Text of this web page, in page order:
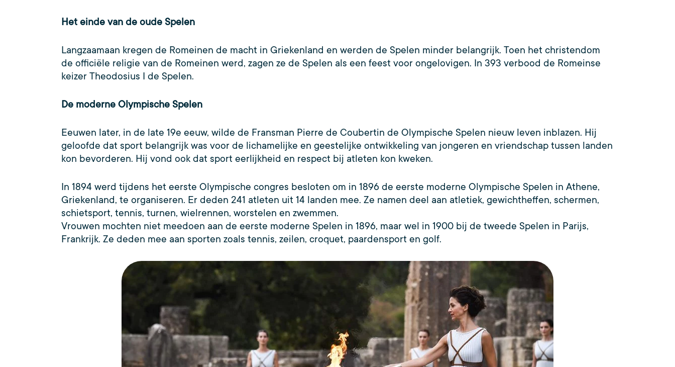
Het einde van de oude Spelen
Langzaamaan kregen de Romeinen de macht in Griekenland en werden de Spelen minder belangrijk. Toen het christendom
de officiële religie van de Romeinen werd, zagen ze de Spelen als een feest voor ongelovigen. In 393 verbood de Romeinse
keizer Theodosius I de Spelen.
De moderne Olympische Spelen
Eeuwen later, in de late 19e eeuw, wilde de Fransman Pierre de Coubertin de Olympische Spelen nieuw leven inblazen. Hij
geloofde dat sport belangrijk was voor de lichamelijke en geestelijke ontwikkeling van jongeren en vriendschap tussen landen
kon bevorderen. Hij vond ook dat sport eerlijkheid en respect bij atleten kon kweken.
In 1894 werd tijdens het eerste Olympische congres besloten om in 1896 de eerste moderne Olympische Spelen in Athene,
Griekenland, te organiseren. Er deden 241 atleten uit 14 landen mee. Ze namen deel aan atletiek, gewichtheffen, schermen,
schietsport, tennis, turnen, wielrennen, worstelen en zwemmen.
Vrouwen mochten niet meedoen aan de eerste moderne Spelen in 1896, maar wel in 1900 bij de tweede Spelen in Parijs,
Frankrijk. Ze deden mee aan sporten zoals tennis, zeilen, croquet, paardensport en golf.